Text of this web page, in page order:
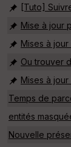
[Tuto]
Mise à jour
Mises à jour
Ou trouver
Mises à jour
Temps de
entités
Nouvelle